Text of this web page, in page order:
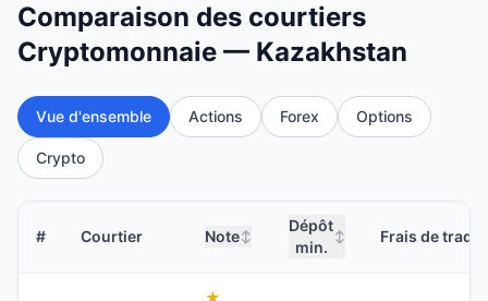
Comparaison des courtiers
Cryptomonnaie — Kazakhstan
Vue d'ensemble Actions Forex Options
Crypto
# Courtier Note↕
Dépôt
min.
↕ Frais de
★